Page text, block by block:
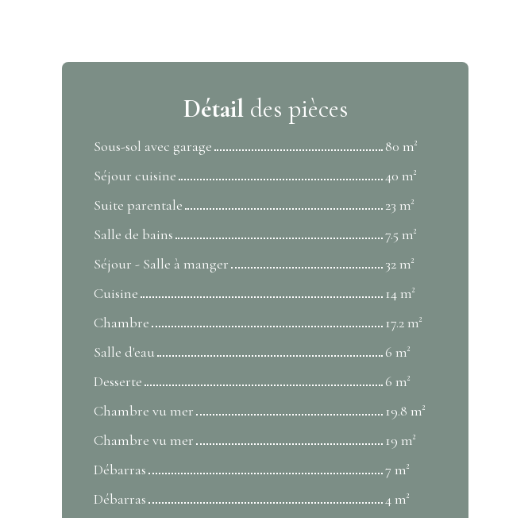
Détaildes pièces
Sous-sol avec garage
80 m²
Séjour cuisine
40 m²
Suite parentale
23 m²
Salle de bains
7.5 m²
Séjour - Salle à manger
32 m²
Cuisine
14 m²
Chambre
17.2 m²
Salle d'eau
6 m²
Desserte
6 m²
Chambre vu mer
19.8 m²
Chambre vu mer
19 m²
Débarras
7 m²
Débarras
4 m²